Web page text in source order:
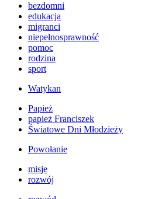
bezdomni
edukacja
migranci
niepełnosprawność
pomoc
rodzina
sport
Watykan
Papież
papież Franciszek
Światowe Dni Młodzieży
Powołanie
misje
rozwój